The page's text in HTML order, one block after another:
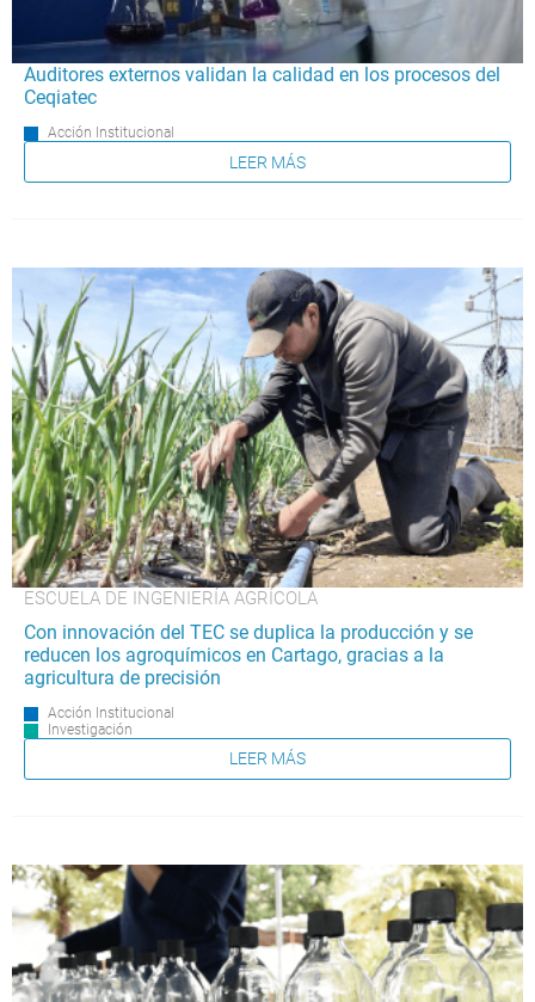
Auditores externos validan la calidad en los procesos del
Ceqiatec
Acción Institucional
LEER MÁS
ESCUELA DE INGENIERÍA AGRÍCOLA
Con innovación del TEC se duplica la producción y se
reducen los agroquímicos en Cartago, gracias a la
agricultura de precisión
Acción Institucional
Investigación
LEER MÁS